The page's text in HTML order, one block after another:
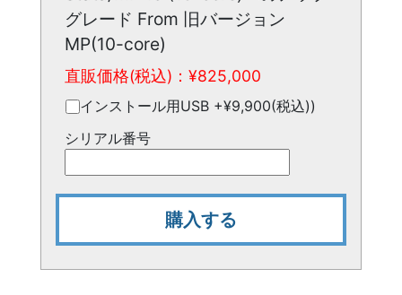
グレード From 旧バージョン
MP(10-core)
直販価格(税込)：¥825,000
インストール用USB +¥9,900(税込))
シリアル番号
購入する